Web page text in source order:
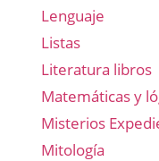
Lenguaje
Listas
Literatura libros
Matemáticas y
Misterios
Mitología